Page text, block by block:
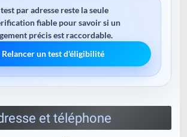
par adresse reste la seule
fiable pour savoir si un
précis est raccordable.
Relancer un test d'éligibilité
et téléphone